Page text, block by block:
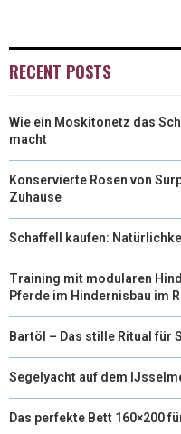
RECENT POSTS
Wie ein Moskitonetz das
macht
Konservierte Rosen von
Zuhause
Schaffell kaufen:
Training mit modularen
Pferde im Hindernisbau im
Bartöl – Das stille Ritual für
Segelyacht auf dem
Das perfekte Bett 160×200